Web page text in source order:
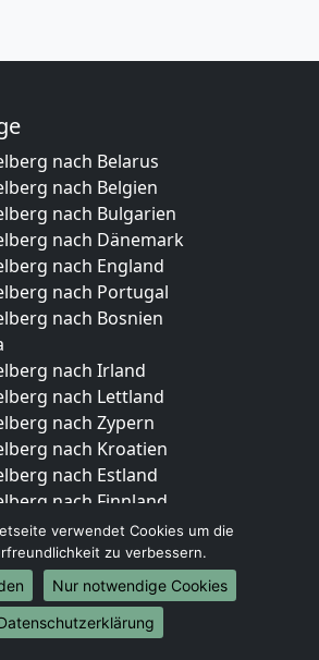
nach Belarus
nach Belgien
nach Bulgarien
nach Dänemark
nach England
nach Portugal
nach Bosnien
nach Irland
nach Lettland
nach Zypern
nach Kroatien
nach Estland
nach Finnland
nach Frankreich
nach Griechenland
nach Italien
nach Liechtenstein
nach Luxemburg
verwendet Cookies um die
zu verbessern.
Nur notwendige Cookies